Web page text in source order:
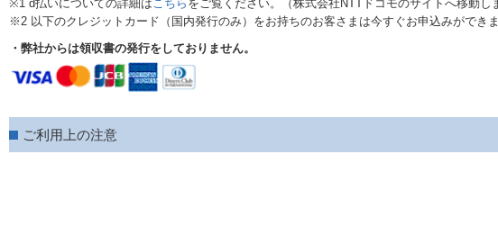
※1 d払いについての詳細はこちら をご覧ください。（株式会社NTTドコモのサイトへ移動し
※2 以下のクレジットカード（国内発行のみ）をお持ちのお客さまは今すぐお申込みができま
・弊社からは領収書の発行をしておりません。
ご利用上の注意